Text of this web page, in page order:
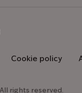
Cookie policy
rights reserved.